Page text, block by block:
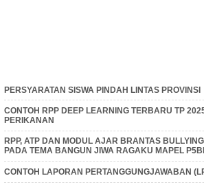
PERSYARATAN SISWA PINDAH LINTAS PROVINSI
CONTOH RPP DEEP LEARNING TERBARU TP
PERIKANAN
RPP, ATP DAN MODUL AJAR BRANTAS
PADA TEMA BANGUN JIWA RAGAKU MAPEL
CONTOH LAPORAN PERTANGGUNGJAWABAN